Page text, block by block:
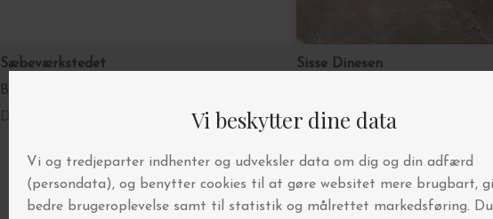
Sæbeværkstedet
Babybørste
Sisse Dinesen
DKK 999,00